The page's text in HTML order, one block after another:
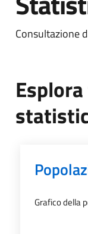
Consultazione
Grafico della